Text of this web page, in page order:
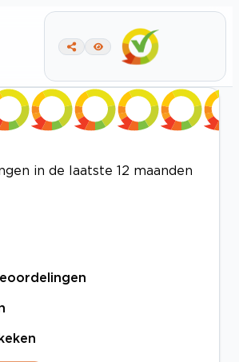
in de laatste 12 maanden